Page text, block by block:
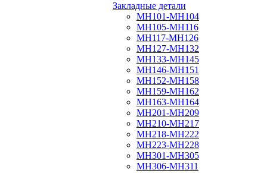
Закладные детали
МН101-МН104
МН105-МН116
МН117-МН126
МН127-МН132
МН133-МН145
МН146-МН151
МН152-МН158
МН159-МН162
МН163-МН164
МН201-МН209
МН210-МН217
МН218-МН222
МН223-МН228
МН301-МН305
МН306-МН311